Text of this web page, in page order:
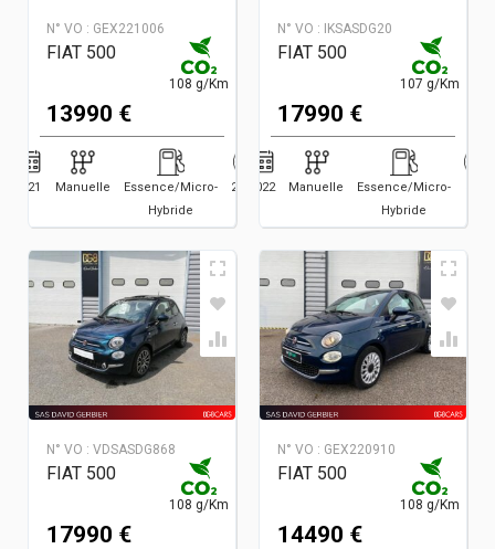
N° VO : GEX221006
FIAT 500
108 g/Km
13990 €
2021 Manuelle
Essence/Micro-
Hybride
27581
N° VO : IKSASDG20
FIAT 500
107 g/Km
17990 €
2022 Manuelle
Essence/Micro-
Hybride
N° VO : VDSASDG868
FIAT 500
108 g/Km
17990 €
N° VO : GEX220910
FIAT 500
108 g/Km
14490 €